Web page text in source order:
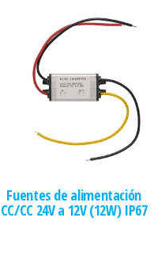
Fuentes de alimentación
CC/CC 24V a 12V (12W) IP67